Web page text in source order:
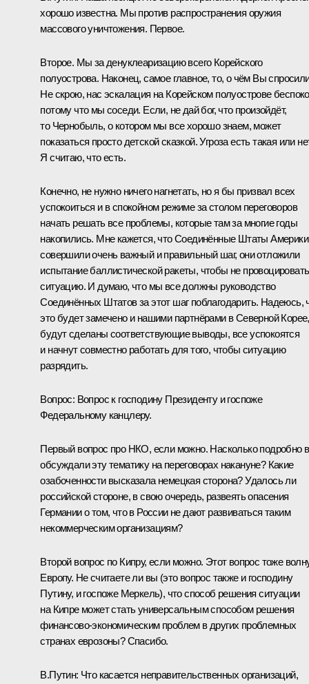
хорошо известна. Мы против распространения оружия
массового уничтожения. Первое.
Второе. Мы за денуклеаризацию всего Корейского
полуострова. Наконец, самое главное, то, о чём Вы
Не скрою, нас эскалация на Корейском полуострове
потому что мы соседи. Если, не дай бог, что произойдёт,
то Чернобыль, о котором мы все хорошо знаем, может
показаться просто детской сказкой. Угроза есть такая или
Я считаю, что есть.
Конечно, не нужно ничего нагнетать, но я бы призвал всех
успокоиться и в спокойном режиме за столом переговоров
начать решать все проблемы, которые там за многие годы
накопились. Мне кажется, что Соединённые Штаты Америки
совершили очень важный и правильный шаг, они отложили
испытание баллистической ракеты, чтобы не провоцировать
ситуацию. И думаю, что мы все должны руководство
Соединённых Штатов за этот шаг поблагодарить. Надеюсь,
это будет замечено и нашими партнёрами в Северной Корее,
будут сделаны соответствующие выводы, все успокоятся
и начнут совместно работать для того, чтобы ситуацию
разрядить.
Вопрос: Вопрос к господину Президенту и госпоже
Федеральному канцлеру.
Первый вопрос про НКО, если можно. Насколько подробно
обсуждали эту тематику на переговорах накануне? Какие
озабоченности высказала немецкая сторона? Удалось ли
российской стороне, в свою очередь, развеять опасения
Германии о том, что в России не дают развиваться таким
некоммерческим организациям?
Второй вопрос по Кипру, если можно. Этот вопрос тоже
Европу. Не считаете ли вы (это вопрос также и господину
Путину, и госпоже Меркель), что способ решения ситуации
на Кипре может стать универсальным способом решения
финансово-экономическим проблем в других проблемных
странах еврозоны? Спасибо.
В.Путин: Что касается неправительственных организаций,